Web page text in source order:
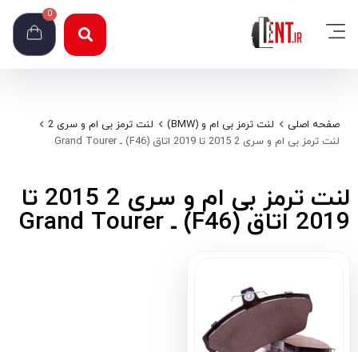
0
صفحه اصلی لنت ترمز بی ام و (BMW)
لنت ترمز بی ام و سری 2
لنت ترمز بی ام و سری 2 2015 تا 2019 اتاق (F46) ـ Grand Tourer
لنت ترمز بی ام و سری 2 2015 تا
2019 اتاق (F46) ـ Grand Tourer